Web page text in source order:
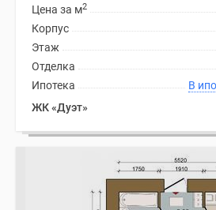
Цена за м2
Корпус
Этаж
Отделка
Ипотека
ЖК «Дуэт»